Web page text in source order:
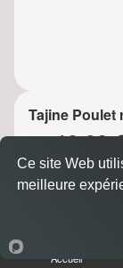
Tajine Poulet
18.90
Accueil
Ce site Web
meilleure